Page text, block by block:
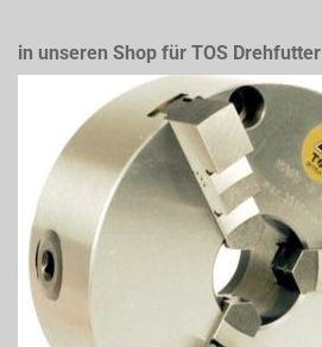
in unseren Shop für TOS Drehfutter